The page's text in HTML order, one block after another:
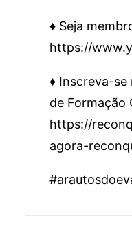
♦️ Seja
https://
♦️ Inscreva-se
de Formação
https://
agora-